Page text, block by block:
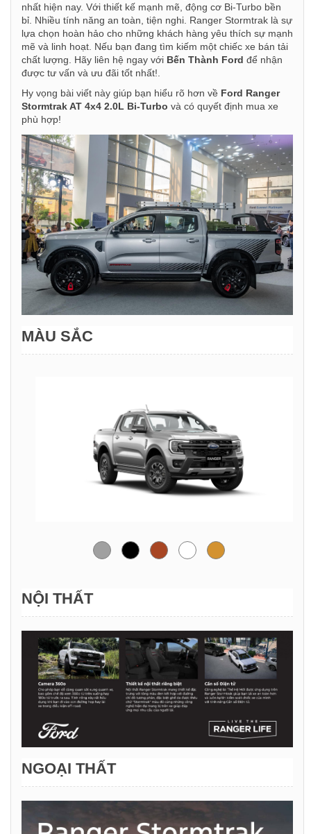
nhất hiện nay. Với thiết kế mạnh mẽ, động cơ Bi-Turbo bền
bỉ. Nhiều tính năng an toàn, tiện nghi. Ranger Stormtrak là sự
lựa chọn hoàn hảo cho những khách hàng yêu thích sự mạnh
mẽ và linh hoạt. Nếu bạn đang tìm kiếm một chiếc xe bán tải
chất lượng. Hãy liên hệ ngay với Bến Thành Ford để nhận
được tư vấn và ưu đãi tốt nhất!.
Hy vọng bài viết này giúp bạn hiểu rõ hơn về Ford Ranger
Stormtrak AT 4x4 2.0L Bi-Turbo và có quyết định mua xe
phù hợp!
MÀU SẮC
NỘI THẤT
NGOẠI THẤT